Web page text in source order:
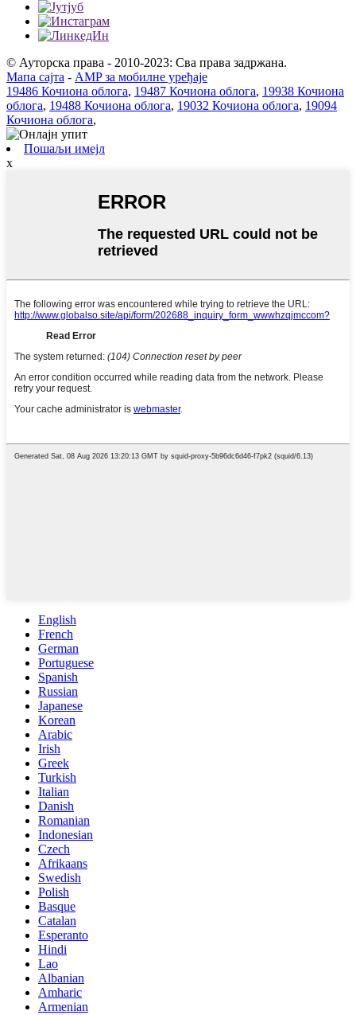
© Ауторска права - 2010-2023: Сва права задржана.
Мапа сајта - AMP за мобилне уређаје
19486 Кочиона облога, 19487 Кочиона облога, 19938 Кочиона
облога, 19488 Кочиона облога, 19032 Кочиона облога, 19094
Кочиона облога,
Пошаљи имејл
x
English
French
German
Portuguese
Spanish
Russian
Japanese
Korean
Arabic
Irish
Greek
Turkish
Italian
Danish
Romanian
Indonesian
Czech
Afrikaans
Swedish
Polish
Basque
Catalan
Esperanto
Hindi
Lao
Albanian
Amharic
Armenian